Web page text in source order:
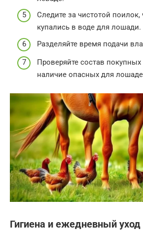
Следите за чистотой
купались в воде для лошади.
Разделяйте время подачи
Проверяйте состав
наличие опасных для
Гигиена и ежедневный уход